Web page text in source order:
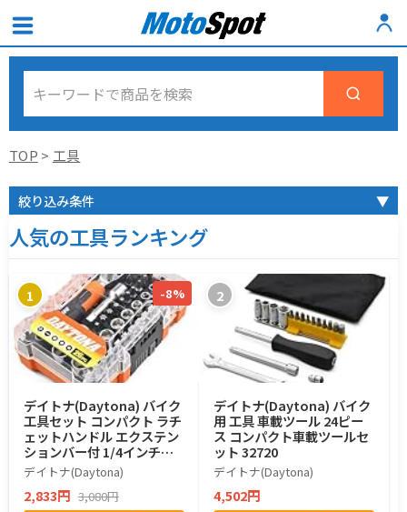
TOP > 工具
絞り込み条件 ▼
人気の工具ランキング
1 -8%
デイトナ(Daytona) バイク
工具セット コンパクト ラチ
ェットハンドル エクステン
ションバー付 1/4インチソ
ケット対応 六角ソケット&
各種ビット ミニツールセッ
ト 26ピース 61370
デイトナ(Daytona)
2,833円 3,080円
2
デイトナ(Daytona) バイク
用 工具 車載ツール 24ピー
ス コンパクト車載ツールセ
ット 32720
デイトナ(Daytona)
4,502円